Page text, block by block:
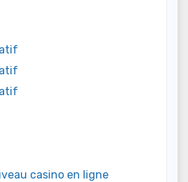
casino en ligne